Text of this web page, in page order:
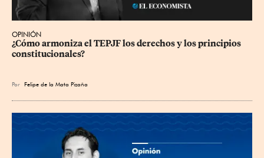
OPINIÓN
¿Cómo armoniza el TEPJF los derechos y los principios
constitucionales?
Por Felipe de la Mata Pizaña